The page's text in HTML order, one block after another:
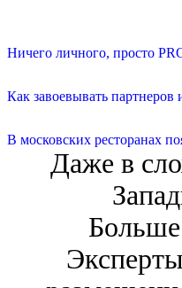
Ничего личного, просто
Как завоевывать
В московских ресторанах
Даже в